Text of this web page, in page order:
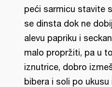
peći sarmicu stavite
se dinsta dok ne
alevu papriku i
malo propržiti, pa u
iznutrice, dobro
bibera i soli po